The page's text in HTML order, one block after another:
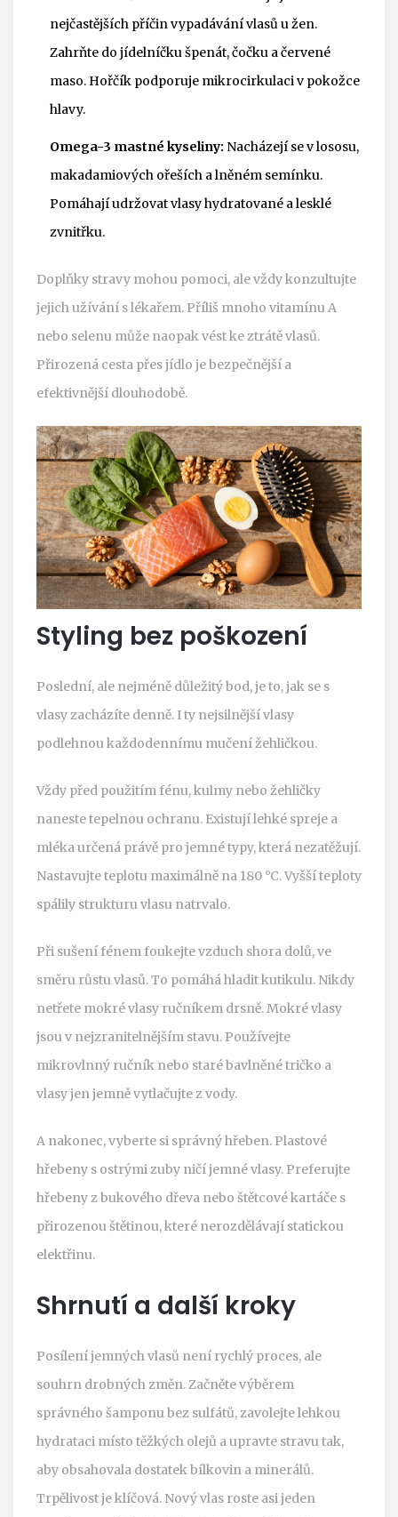
nejčastějších příčin vypadávání vlasů u žen.
Zahrňte do jídelníčku špenát, čočku a červené
maso. Hořčík podporuje mikrocirkulaci v pokožce
hlavy.
Omega-3 mastné kyseliny: Nacházejí se v lososu,
makadamiových ořeších a lněném semínku.
Pomáhají udržovat vlasy hydratované a lesklé
zvnitřku.
Doplňky stravy mohou pomoci, ale vždy konzultujte
jejich užívání s lékařem. Příliš mnoho vitamínu A
nebo selenu může naopak vést ke ztrátě vlasů.
Přirozená cesta přes jídlo je bezpečnější a
efektivnější dlouhodobě.
Styling bez poškození
Poslední, ale nejméně důležitý bod, je to, jak se s
vlasy zacházíte denně. I ty nejsilnější vlasy
podlehnou každodennímu mučení žehličkou.
Vždy před použitím fénu, kulmy nebo žehličky
naneste tepelnou ochranu. Existují lehké spreje a
mléka určená právě pro jemné typy, která nezatěžují.
Nastavujte teplotu maximálně na 180 °C. Vyšší teploty
spálily strukturu vlasu natrvalo.
Při sušení fénem foukejte vzduch shora dolů, ve
směru růstu vlasů. To pomáhá hladit kutikulu. Nikdy
netřete mokré vlasy ručníkem drsně. Mokré vlasy
jsou v nejzranitelnějším stavu. Používejte
mikrovlnný ručník nebo staré bavlněné tričko a
vlasy jen jemně vytlačujte z vody.
A nakonec, vyberte si správný hřeben. Plastové
hřebeny s ostrými zuby ničí jemné vlasy. Preferujte
hřebeny z bukového dřeva nebo štětcové kartáče s
přirozenou štětinou, které nerozdělávají statickou
elektřinu.
Shrnutí a další kroky
Posílení jemných vlasů není rychlý proces, ale
souhrn drobných změn. Začněte výběrem
správného šamponu bez sulfátů, zavolejte lehkou
hydrataci místo těžkých olejů a upravte stravu tak,
aby obsahovala dostatek bílkovin a minerálů.
Trpělivost je klíčová. Nový vlas roste asi jeden